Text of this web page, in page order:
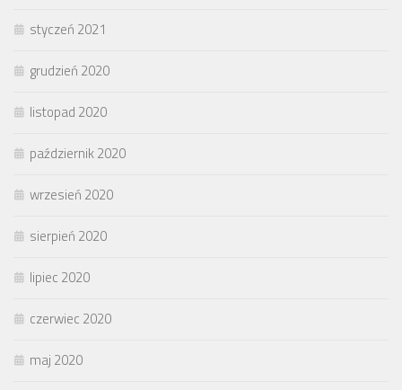
styczeń 2021
grudzień 2020
listopad 2020
październik 2020
wrzesień 2020
sierpień 2020
lipiec 2020
czerwiec 2020
maj 2020